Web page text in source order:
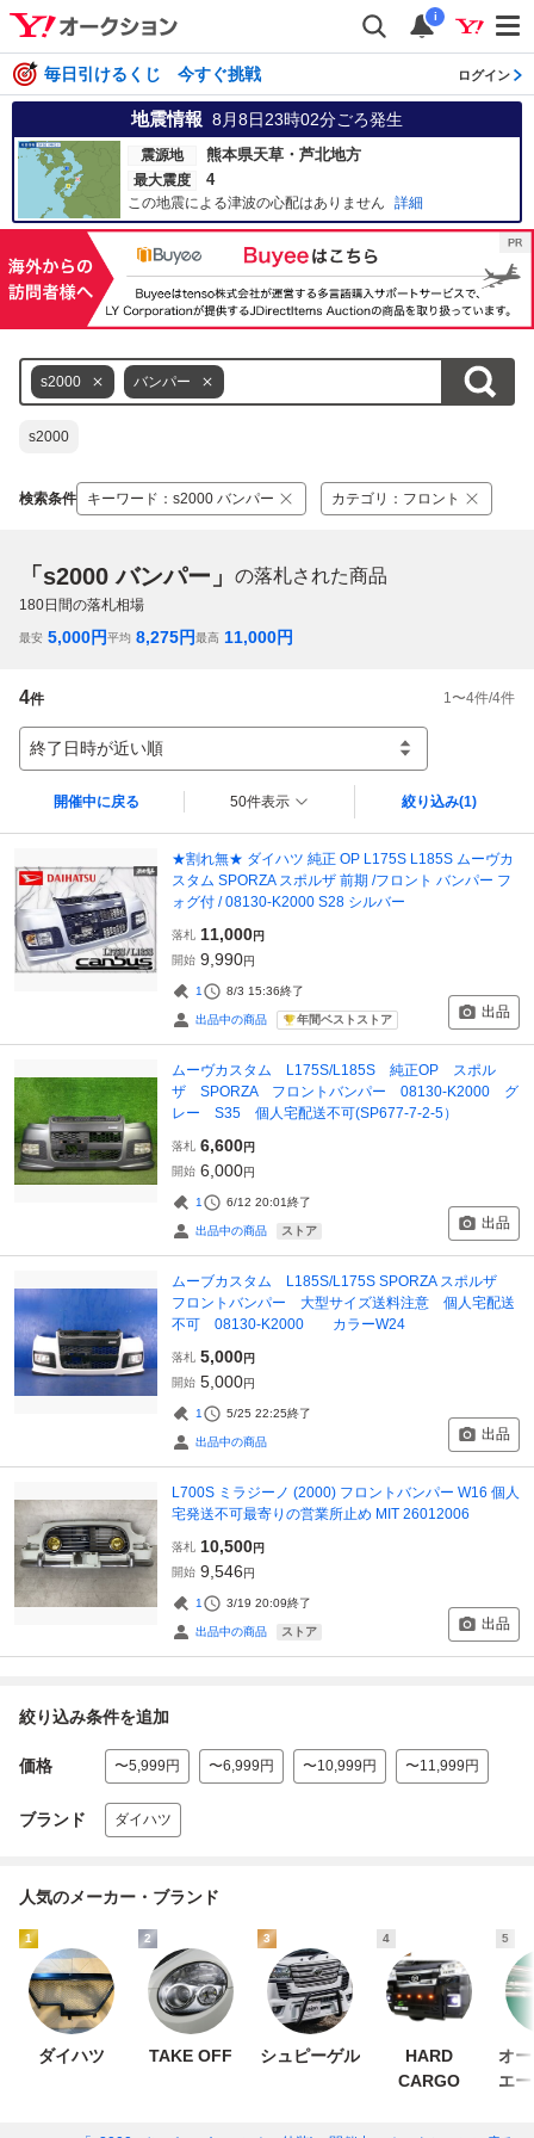
i
毎日引けるくじ 今すぐ挑戦 ログイン
地震情報 8月8日23時02分ごろ発生
震源地 熊本県天草・芦北地方
最大震度 4
この地震による津波の心配はありません 詳細
s2000 バンパー
s2000
検索条件 キーワード ： s2000 バンパー カテゴリ ： フロント
「s2000 バンパー」 の落札された商品
180日間の落札相場
最安 5,000円平均 8,275円最高 11,000円
4件 1 〜4件/4件
終了日時が近い順
開催中に戻る 50件表示 絞り込み(1)
★割れ無★ ダイハツ 純正 OP L175S L185S ムーヴカ
スタム SPORZA スポルザ 前期 /フロント バンパー フ
ォグ付 / 08130-K2000 S28 シルバー
落札 11,000円
開始 9,990円
1 8/3 15:36終了
出品中の商品 年間ベストストア 出品
ムーヴカスタム L175S/L185S 純正OP スポル
ザ SPORZA フロントバンパー 08130-K2000 グ
レー S35 個人宅配送不可(SP677-7-2-5）
落札 6,600円
開始 6,000円
1 6/12 20:01終了
出品中の商品 ストア 出品
ムーブカスタム L185S/L175S SPORZA スポルザ
フロントバンパー 大型サイズ送料注意 個人宅配送
不可 08130-K2000 カラーW24
落札 5,000円
開始 5,000円
1 5/25 22:25終了
出品中の商品 出品
L700S ミラジーノ (2000) フロントバンパー W16 個人
宅発送不可最寄りの営業所止め MIT 26012006
落札 10,500円
開始 9,546円
1 3/19 20:09終了
出品中の商品 ストア 出品
絞り込み条件を追加
価格 〜5,999円 〜6,999円 〜10,999円 〜11,999円
ブランド ダイハツ
人気のメーカー・ブランド
1
ダイハツ
2
TAKE OFF
3
シュピーゲル
4
HARD
CARGO
5
オ
エ